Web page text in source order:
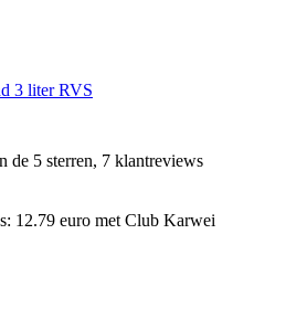
3 liter RVS
de 5 sterren, 7 klantreviews
12.79 euro met Club Karwei